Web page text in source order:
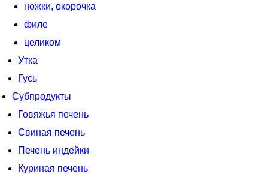
ножки, окорочка
филе
целиком
Утка
Гусь
Субпродукты
Говяжья печень
Свиная печень
Печень индейки
Куриная печень